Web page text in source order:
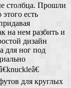
столбца. Прошли
есть
на нем разбить и
дизайн
для ног под
для круглых